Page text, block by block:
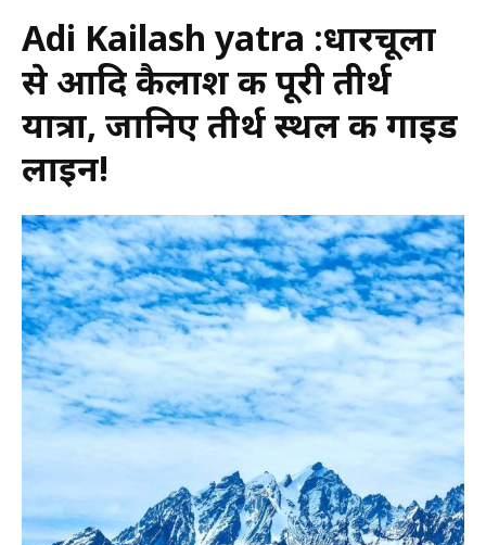
Adi Kailash yatra :धारचूला
से आदि कैलाश की पूरी तीर्थ
यात्रा, जानिए तीर्थ स्थल की गाइड
लाइन!